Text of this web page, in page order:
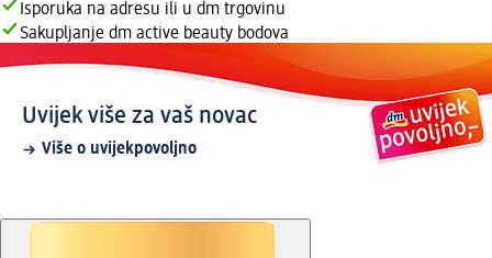
Isporuka na adresu ili u dm trgovinu
Sakupljanje dm active beauty bodova
Uvijek više za vaš novac
Više o uvijekpovoljno